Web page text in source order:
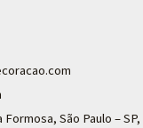
São Paulo – SP,